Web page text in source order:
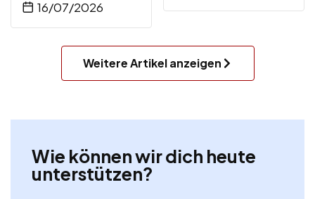
16/07/2026
Weitere Artikel anzeigen
Wie können wir dich heute
unterstützen?